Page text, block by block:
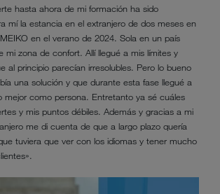
hasta ahora de mi formación ha sido
mí la estancia en el extranjero de dos meses en
en el verano de 2024. Sola en un país
mi zona de confort. Allí llegué a mis límites y
al principio parecían irresolubles. Pero lo bueno
una solución y que durante esta fase llegué a
mejor como persona. Entretanto ya sé cuáles
y mis puntos débiles. Además y gracias a mi
me di cuenta de que a largo plazo quería
tuviera que ver con los idiomas y tener mucho